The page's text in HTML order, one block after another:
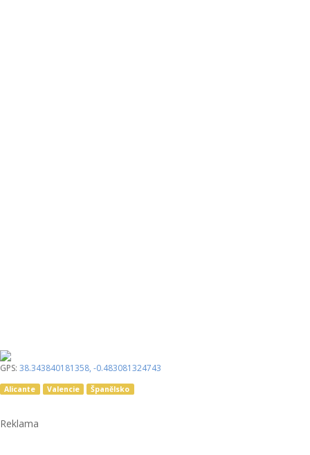
GPS: 38.343840181358, -0.483081324743
Alicante Valencie Španělsko
Reklama